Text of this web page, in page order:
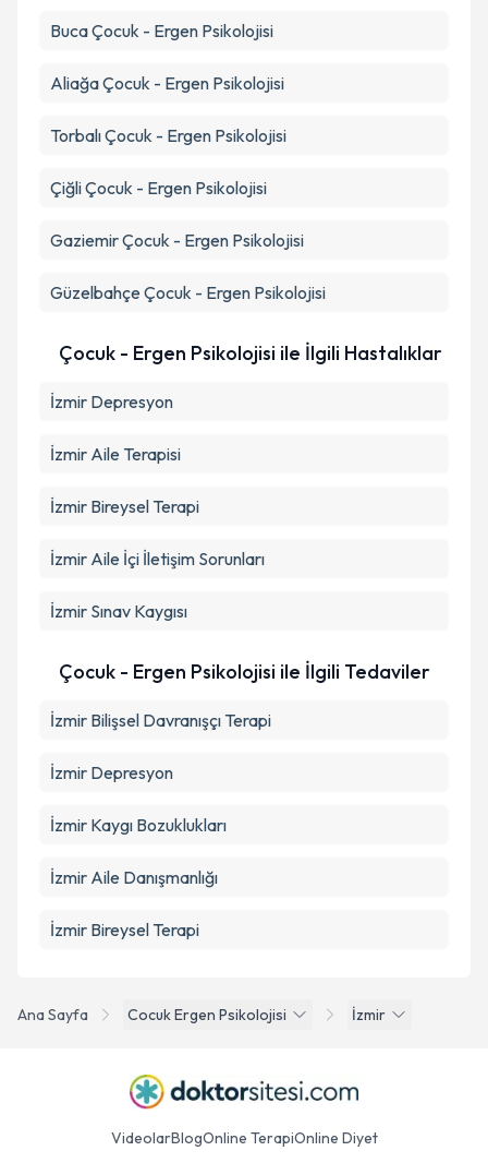
Ana Sayfa Cocuk Ergen Psikolojisi İzmir
BucaÇocuk - Ergen Psikolojisi
AliağaÇocuk - Ergen Psikolojisi
TorbalıÇocuk - Ergen Psikolojisi
ÇiğliÇocuk - Ergen Psikolojisi
GaziemirÇocuk - Ergen Psikolojisi
Güzelbahçe Çocuk - Ergen Psikolojisi
Çocuk - Ergen Psikolojisi ile İlgili Hastalıklar
İzmir Depresyon
İzmir Aile Terapisi
İzmir Bireysel Terapi
İzmir Aile İçi İletişim Sorunları
İzmir Sınav Kaygısı
Çocuk - Ergen Psikolojisi ile İlgili Tedaviler
İzmir Bilişsel Davranışçı Terapi
İzmir Depresyon
İzmir Kaygı Bozuklukları
İzmir Aile Danışmanlığı
İzmir Bireysel Terapi
VideolarBlogOnline TerapiOnline Diyet